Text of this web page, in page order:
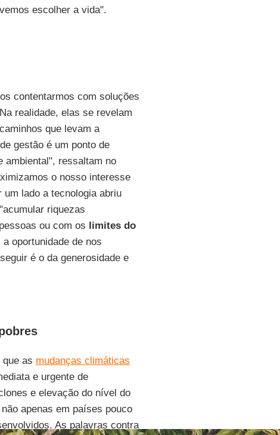
escolher a vida".
contentarmos com soluções
realidade, elas se revelam
que levam a
gestão é um ponto de
ambiental", ressaltam no
o nosso interesse
um lado a tecnologia abriu
riquezas
ou com os limites do
oportunidade de nos
é o da generosidade e
as mudanças climáticas
e urgente de
e elevação do nível do
apenas em países pouco
As palavras contra